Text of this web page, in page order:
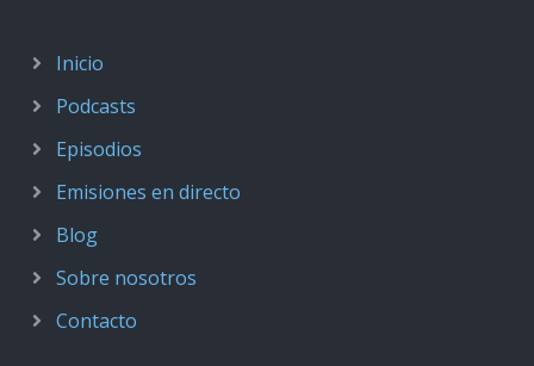
Inicio
Podcasts
Episodios
Emisiones en directo
Blog
Sobre nosotros
Contacto